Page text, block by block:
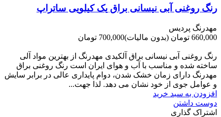
رنگ روغنی آبی نیسانی براق یک کیلویی ساتراپ
مهدرنگ پردیس
660,000 تومان
(بدون مالیات)700,000 تومان
رنگ روغنی آبی نیسانی براق آلکیدی مهدرنگ از بهترین مواد آلی
ساخته شده و مناسب با آب و هوای ایران است رنگ روغنی براق
مهدرنگ دارای زﻣﺎن ﺧﺸﮏ ﺷﺪن، دوام ﭘﺎﯾﺪاری عالی در ﺑﺮاﺑﺮ ﺳﺎﯾﺶ
و ﻋﻮاﻣﻞ ﺟﻮی از ﺧﻮد ﻧﺸﺎن ﻣﯽ دﻫﺪ. ﻟﺬا ﺟﻬﺖ...
افزودن به سبد خرید
دوست داشتن
اشتراک گذاری